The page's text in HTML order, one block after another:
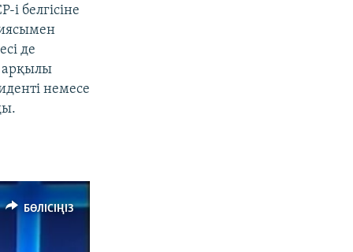
белгісіне
де
арқылы
немесе
БӨЛІСІҢІЗ